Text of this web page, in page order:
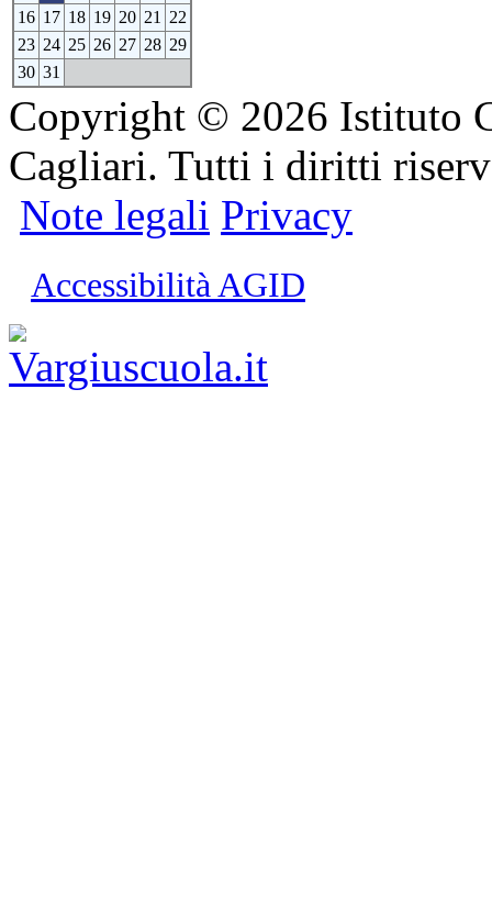
16 17 18 19 20 21
22
23 24 25 26 27 28 29
30 31
Copyright © 2026 Istituto
Cagliari. Tutti i diritti
Note legali Privacy
Accessibilità AGID